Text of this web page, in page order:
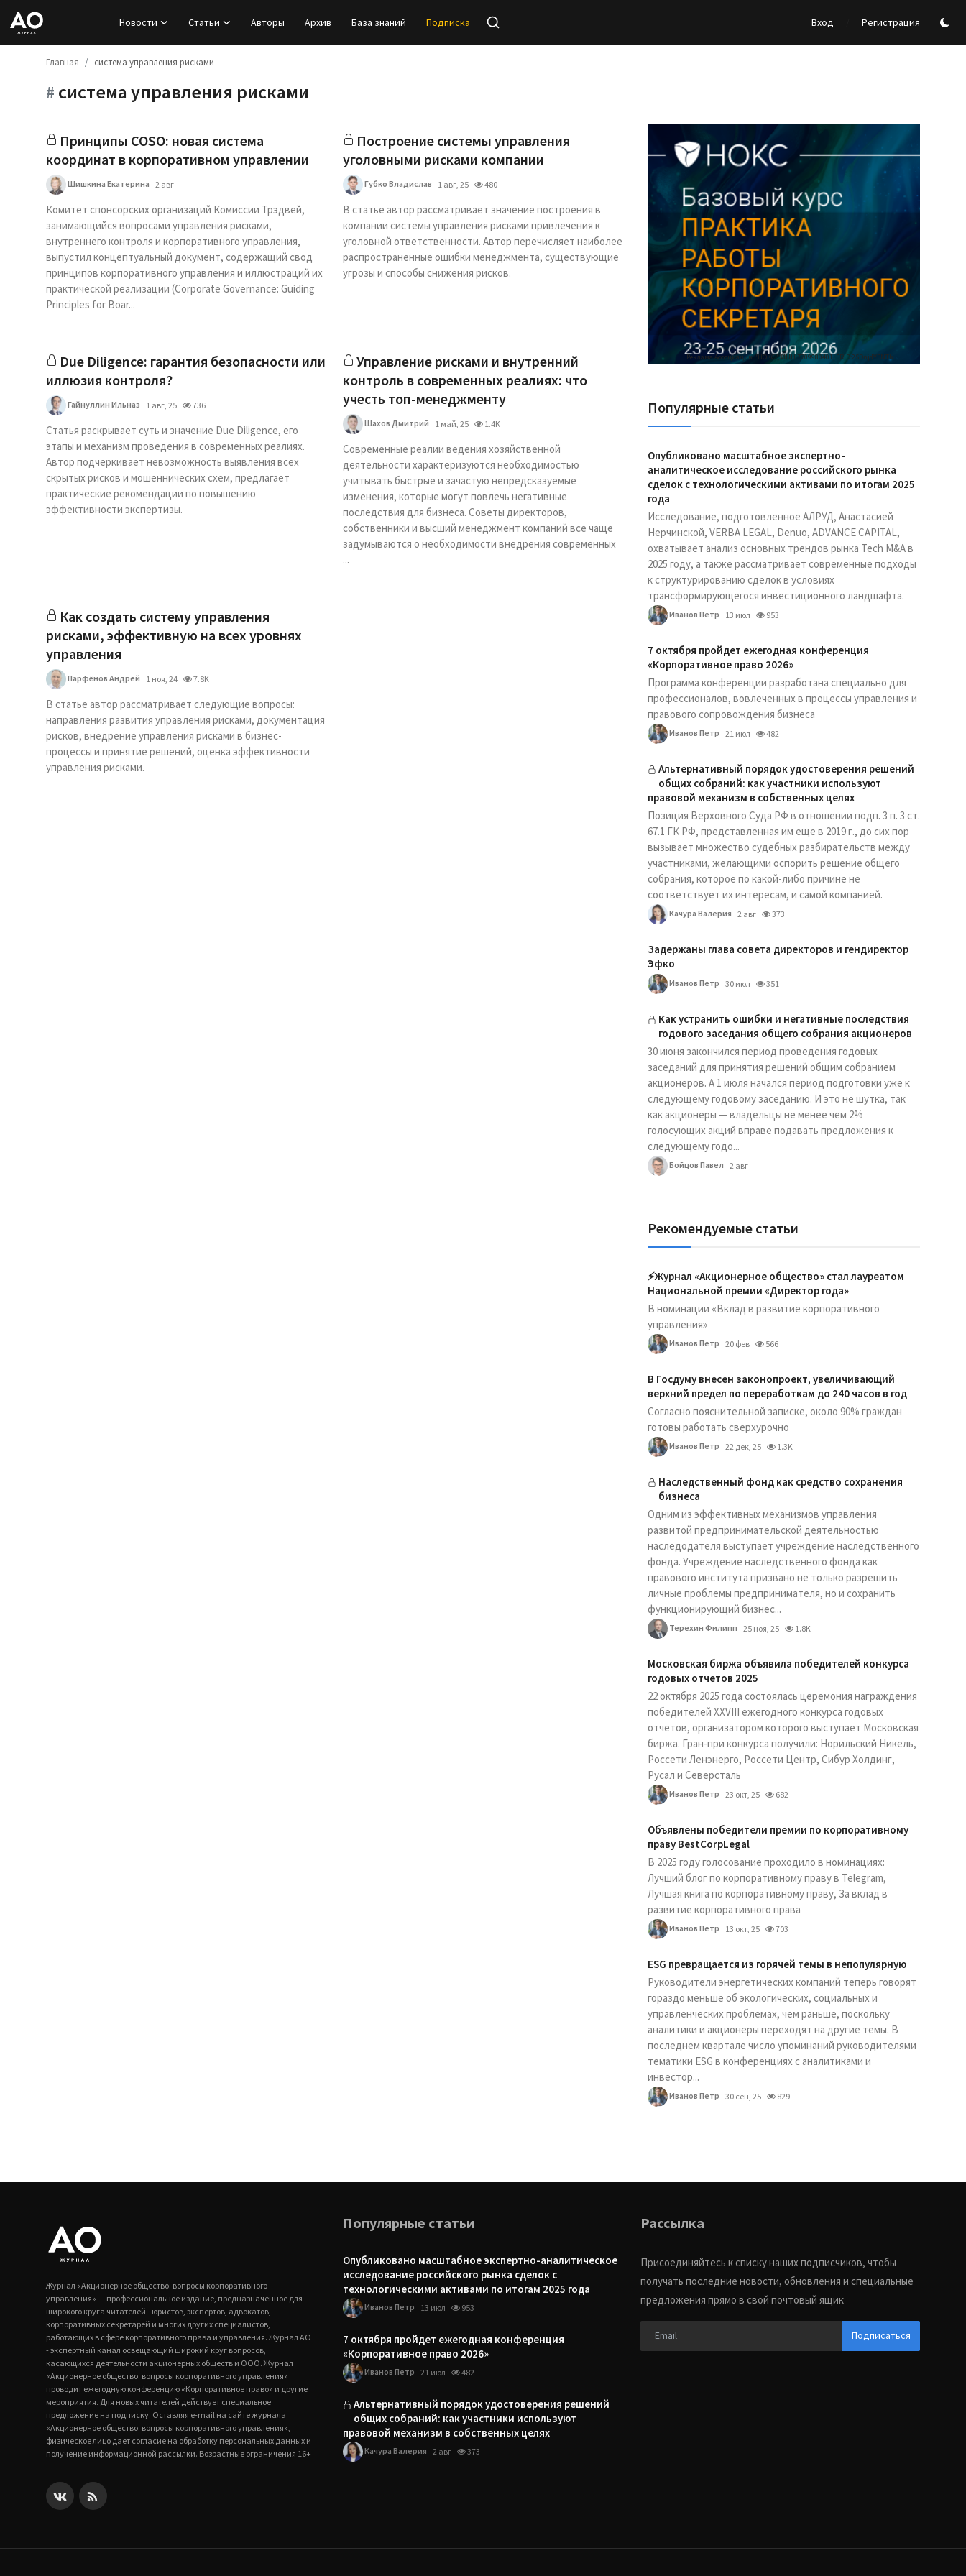
Новости Статьи Авторы Архив База знаний Подписка Вход Регистрация
Регистрация
Новости
Авторы
База знаний
Подписка
Главная система управления рисками
# система управления рисками
Принципы COSO: новая система
координат в корпоративном управлении
Шишкина Екатерина 2 авг
Комитет спонсорских организаций Комиссии Трэдвей,
занимающийся вопросами управления рисками,
внутреннего контроля и корпоративного управления,
выпустил концептуальный документ, содержащий свод
принципов корпоративного управления и иллюстраций их
практической реализации (Corporate Governance: Guiding
Principles for Boar...
Построение системы управления
уголовными рисками компании
Губко Владислав 1 авг, 25 480
В статье автор рассматривает значение построения в
компании системы управления рисками привлечения к
уголовной ответственности. Автор перечисляет наиболее
распространенные ошибки менеджмента, существующие
угрозы и способы снижения рисков.
Due Diligence: гарантия безопасности или
иллюзия контроля?
Гайнуллин Ильназ 1 авг, 25 736
Статья раскрывает суть и значение Due Diligence, его
этапы и механизм проведения в современных реалиях.
Автор подчеркивает невозможность выявления всех
скрытых рисков и мошеннических схем, предлагает
практические рекомендации по повышению
эффективности экспертизы.
Управление рисками и внутренний
контроль в современных реалиях: что
учесть топ-менеджменту
Шахов Дмитрий 1 май, 25 1.4K
Современные реалии ведения хозяйственной
деятельности характеризуются необходимостью
учитывать быстрые и зачастую непредсказуемые
изменения, которые могут повлечь негативные
последствия для бизнеса. Советы директоров,
собственники и высший менеджмент компаний все чаще
задумываются о необходимости внедрения современных
...
Как создать систему управления
рисками, эффективную на всех уровнях
управления
Парфёнов Андрей 1 ноя, 24 7.8K
В статье автор рассматривает следующие вопросы:
направления развития управления рисками, документация
рисков, внедрение управления рисками в бизнес-
процессы и принятие решений, оценка эффективности
управления рисками.
Реклама Ассоциации "НОКС", ИНН 7709980401, ERID:2SDnjdY5NTb
Популярные статьи
Опубликовано масштабное экспертно-
аналитическое исследование российского рынка
сделок с технологическими активами по итогам 2025
года
Исследование, подготовленное АЛРУД, Анастасией
Нерчинской, VERBA LEGAL, Denuo, ADVANCE CAPITAL,
охватывает анализ основных трендов рынка Tech M&A в
2025 году, а также рассматривает современные подходы
к структурированию сделок в условиях
трансформирующегося инвестиционного ландшафта.
Иванов Петр 13 июл 953
7 октября пройдет ежегодная конференция
«Корпоративное право 2026»
Программа конференции разработана специально для
профессионалов, вовлеченных в процессы управления и
правового сопровождения бизнеса
Иванов Петр 21 июл 482
Альтернативный порядок удостоверения решений
общих собраний: как участники используют
правовой механизм в собственных целях
Позиция Верховного Суда РФ в отношении подп. 3 п. 3 ст.
67.1 ГК РФ, представленная им еще в 2019 г., до сих пор
вызывает множество судебных разбирательств между
участниками, желающими оспорить решение общего
собрания, которое по какой-либо причине не
соответствует их интересам, и самой компанией.
Качура Валерия 2 авг 373
Задержаны глава совета директоров и гендиректор
Эфко
Иванов Петр 30 июл 351
Как устранить ошибки и негативные последствия
годового заседания общего собрания акционеров
30 июня закончился период проведения годовых
заседаний для принятия решений общим собранием
акционеров. А 1 июля начался период подготовки уже к
следующему годовому заседанию. И это не шутка, так
как акционеры — владельцы не менее чем 2%
голосующих акций вправе подавать предложения к
следующему годо...
Бойцов Павел 2 авг
Рекомендуемые статьи
⚡️Журнал «Акционерное общество» стал лауреатом
Национальной премии «Директор года»
В номинации «Вклад в развитие корпоративного
управления»
Иванов Петр 20 фев 566
В Госдуму внесен законопроект, увеличивающий
верхний предел по переработкам до 240 часов в год
Согласно пояснительной записке, около 90% граждан
готовы работать сверхурочно
Иванов Петр 22 дек, 25 1.3K
Наследственный фонд как средство сохранения
бизнеса
Одним из эффективных механизмов управления
развитой предпринимательской деятельностью
наследодателя выступает учреждение наследственного
фонда. Учреждение наследственного фонда как
правового института призвано не только разрешить
личные проблемы предпринимателя, но и сохранить
функционирующий бизнес...
Терехин Филипп 25 ноя, 25 1.8K
Московская биржа объявила победителей конкурса
годовых отчетов 2025
22 октября 2025 года состоялась церемония награждения
победителей XXVIII ежегодного конкурса годовых
отчетов, организатором которого выступает Московская
биржа. Гран-при конкурса получили: Норильский Никель,
Россети Ленэнерго, Россети Центр, Сибур Холдинг,
Русал и Северсталь
Иванов Петр 23 окт, 25 682
Объявлены победители премии по корпоративному
праву BestCorpLegal
В 2025 году голосование проходило в номинациях:
Лучший блог по корпоративному праву в Telegram,
Лучшая книга по корпоративному праву, За вклад в
развитие корпоративного права
Иванов Петр 13 окт, 25 703
ESG превращается из горячей темы в непопулярную
Руководители энергетических компаний теперь говорят
гораздо меньше об экологических, социальных и
управленческих проблемах, чем раньше, поскольку
аналитики и акционеры переходят на другие темы. В
последнем квартале число упоминаний руководителями
тематики ESG в конференциях с аналитиками и
инвестор...
Иванов Петр 30 сен, 25 829
Журнал «Акционерное общество: вопросы корпоративного
управления» — профессиональное издание, предназначенное для
широкого круга читателей - юристов, экспертов, адвокатов,
корпоративных секретарей и многих других специалистов,
работающих в сфере корпоративного права и управления. Журнал АО
- экспертный канал освещающий широкий круг вопросов,
касающихся деятельности акционерных обществ и ООО. Журнал
«Акционерное общество: вопросы корпоративного управления»
проводит ежегодную конференцию «Корпоративное право» и другие
мероприятия. Для новых читателей действует специальное
предложение на подписку. Оставляя e-mail на сайте журнала
«Акционерное общество: вопросы корпоративного управления»,
физическое лицо дает согласие на обработку персональных данных и
получение информационной рассылки. Возрастные ограничения 16+
Популярные статьи
Опубликовано масштабное экспертно-аналитическое
исследование российского рынка сделок с
технологическими активами по итогам 2025 года
Иванов Петр 13 июл 953
7 октября пройдет ежегодная конференция
«Корпоративное право 2026»
Иванов Петр 21 июл 482
Альтернативный порядок удостоверения решений
общих собраний: как участники используют
правовой механизм в собственных целях
Качура Валерия 2 авг 373
Рассылка
Присоединяйтесь к списку наших подписчиков, чтобы
получать последние новости, обновления и специальные
предложения прямо в свой почтовый ящик
Подписаться